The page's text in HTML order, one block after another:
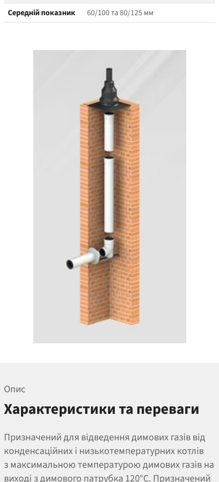
Середній показник
60/100 та 80/125 мм
Опис
Характеристики та переваги
Призначений для відведення димових газів від
конденсаційних і низькотемпературних котлів
з максимальною температурою димових газів на
виході з димового патрубка 120°C. Призначений